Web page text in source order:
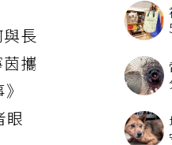
與長
攜
眼